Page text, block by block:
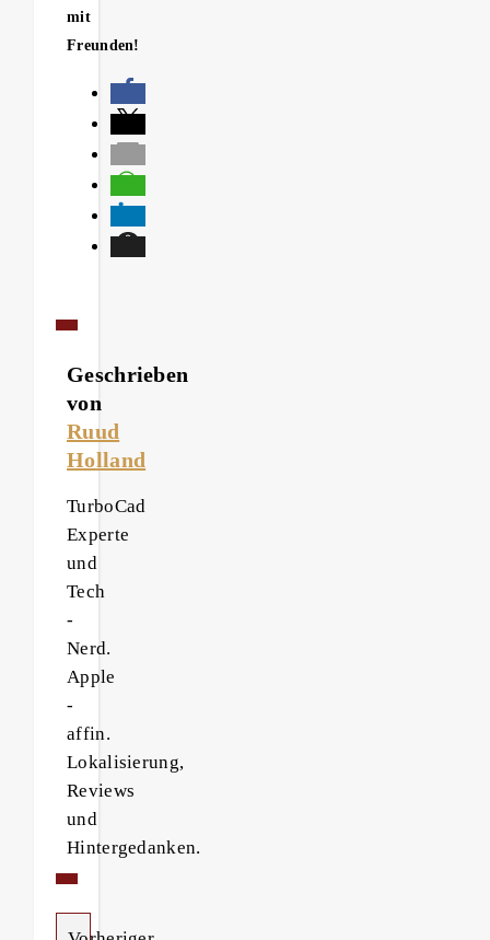
mit
Freunden!
Geschrieben
von
Ruud
Holland
TurboCad
Experte
und
Tech
-
Nerd.
Apple
-
affin.
Lokalisierung,
Reviews
und
Hintergedanken.